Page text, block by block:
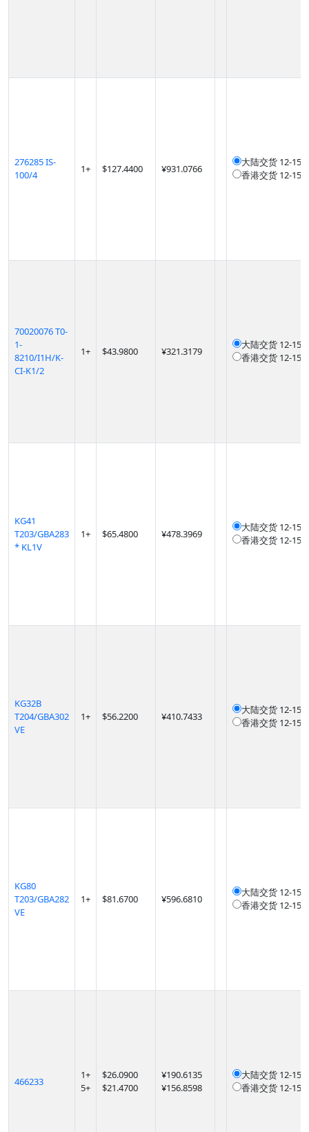
276285 IS-
100/4
1+ $127.4400 ¥931.0766
大陆交货 12-15
香港交货 12-15
70020076 T0-
1-
8210/I1H/K-
CI-K1/2
1+ $43.9800 ¥321.3179
大陆交货 12-15
香港交货 12-15
KG41
T203/GBA283
* KL1V
1+ $65.4800 ¥478.3969
大陆交货 12-15
香港交货 12-15
KG32B
T204/GBA302
VE
1+ $56.2200 ¥410.7433
大陆交货 12-15
香港交货 12-15
KG80
T203/GBA282
VE
1+ $81.6700 ¥596.6810
大陆交货 12-15
香港交货 12-15
466233
1+
5+
$26.0900
$21.4700
¥190.6135
¥156.8598
大陆交货 12-15
香港交货 12-15